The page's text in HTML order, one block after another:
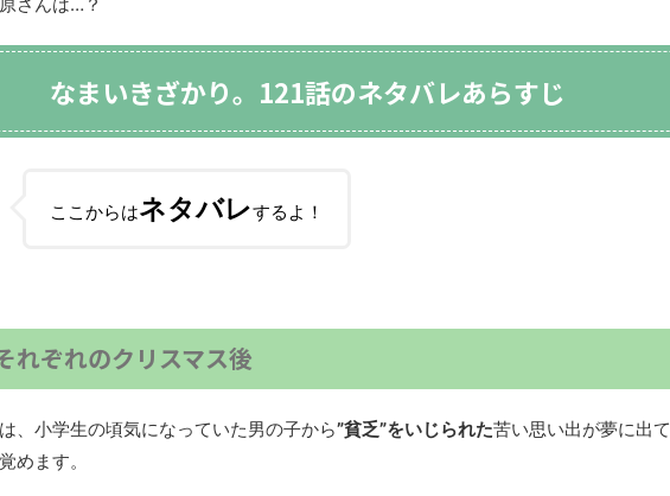
なまいきざかり。121話のネタバレあらすじ
ここからはネタバレするよ！
れぞれのクリスマス後
、小学生の頃気になっていた男の子から”貧乏”をいじられた苦い思い出が夢に出て
めます。